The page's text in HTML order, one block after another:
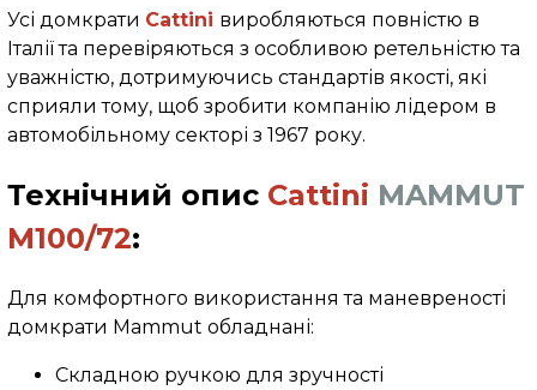
Усі домкрати Cattini виробляються повністю в
Італії та перевіряються з особливою ретельністю та
уважністю, дотримуючись стандартів якості, які
сприяли тому, щоб зробити компанію лідером в
автомобільному секторі з 1967 року.
Технічний опис Cattini MAMMUT
M100/72:
Для комфортного використання та маневреності
домкрати Mammut обладнані:
Складною ручкою для зручності